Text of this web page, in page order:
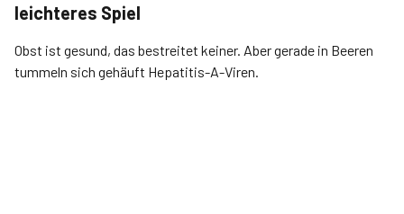
leichteres Spiel
Obst ist gesund, das bestreitet keiner. Aber gerade in Beeren
tummeln sich gehäuft Hepatitis-A-Viren.